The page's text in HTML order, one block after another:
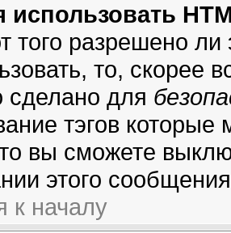
использовать
того разрешено
то, скорее
сделано для
тэгов
вы сможете
этого
к началу